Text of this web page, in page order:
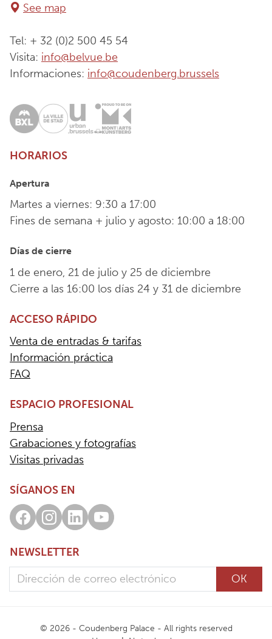
See map
Tel: + 32 (0)2 500 45 54
Visita: info@belvue.be
Informaciones: info@coudenberg.brussels
HORARIOS
Apertura
Martes a viernes: 9:30 a 17:00
Fines de semana + julio y agosto: 10:00 a 18:00
Días de cierre
1 de enero, 21 de julio y 25 de diciembre
Cierre a las 16:00 los días 24 y 31 de diciembre
ACCESO RÁPIDO
Venta de entradas & tarifas
Información práctica
FAQ
ESPACIO PROFESIONAL
Prensa
Grabaciones y fotografías
Visitas privadas
SÍGANOS EN
Facebook
Instagram
LinkedInYoutube
NEWSLETTER
Dirección de correo electrónico
OK
© 2026 - Coudenberg Palace - All rights reserved